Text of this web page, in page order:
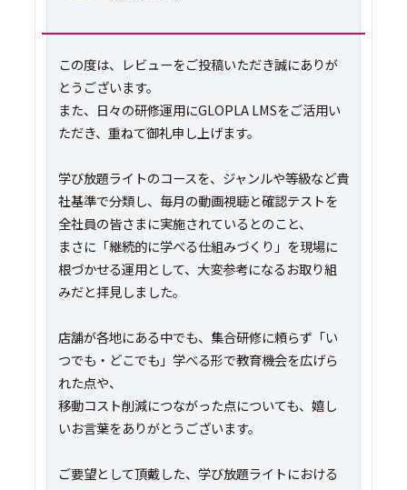
この度は、レビューをご投稿いただき誠にありが
とうございます。
また、日々の研修運用にGLOPLA LMSをご活用い
ただき、重ねて御礼申し上げます。
学び放題ライトのコースを、ジャンルや等級など貴
社基準で分類し、毎月の動画視聴と確認テストを
全社員の皆さまに実施されているとのこと、
まさに「継続的に学べる仕組みづくり」を現場に
根づかせる運用として、大変参考になるお取り組
みだと拝見しました。
店舗が各地にある中でも、集合研修に頼らず「い
つでも・どこでも」学べる形で教育機会を広げら
れた点や、
移動コスト削減につながった点についても、嬉し
いお言葉をありがとうございます。
ご要望として頂戴した、学び放題ライトにおける